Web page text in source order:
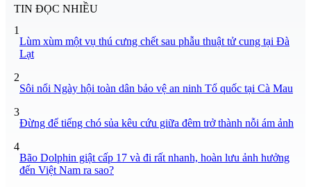
TIN ĐỌC NHIỀU
1
Lùm xùm một vụ thú cưng chết sau phẫu thuật tử cung tại Đà
Lạt
2
Sôi nổi Ngày hội toàn dân bảo vệ an ninh Tổ quốc tại Cà Mau
3
Đừng để tiếng chó sủa kêu cứu giữa đêm trở thành nỗi ám ảnh
4
Bão Dolphin giật cấp 17 và đi rất nhanh, hoàn lưu ảnh hưởng
đến Việt Nam ra sao?